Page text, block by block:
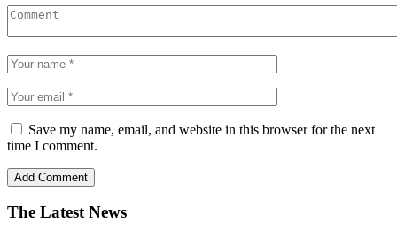
Save my name, email, and website in this browser for the next
time I comment.
The Latest News